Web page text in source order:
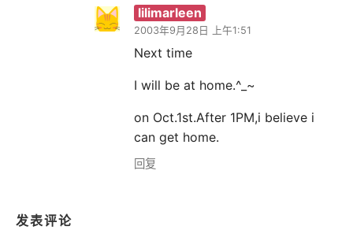
lilimarleen
2003年9月28日 上午1:51
Next time
I will be at home.^_~
on Oct.1st.After 1PM,i believe i
can get home.
回复
发表评论